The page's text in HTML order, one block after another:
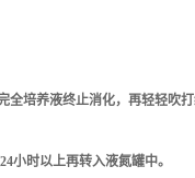
培养液终止消化，再轻轻吹
时以上再转入液氮罐中。